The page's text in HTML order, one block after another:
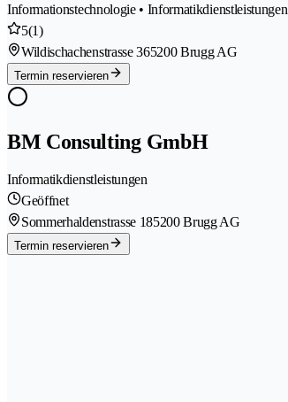
Informationstechnologie • Informatikdienstleistungen
5(1)
Wildischachenstrasse 365200 Brugg AG
Termin reservieren
BM Consulting GmbH
Informatikdienstleistungen
Geöffnet
Sommerhaldenstrasse 185200 Brugg AG
Termin reservieren